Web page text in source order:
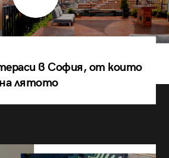
в София, от които
лятото